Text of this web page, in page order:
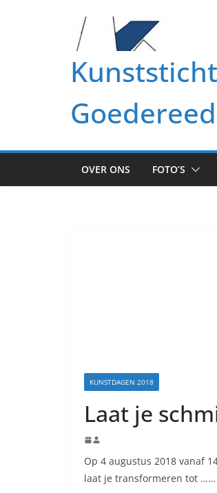
OVER ONS FOTO’S
KUNSTDAGEN 2018
Laat je
Op 4 augustus 2018 vanaf
laat je transformeren tot ……